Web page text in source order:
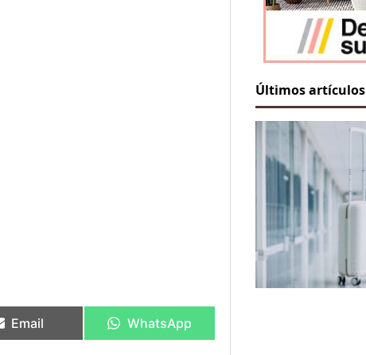
en
Email
en
WhatsApp
en
en
Últimos artículos